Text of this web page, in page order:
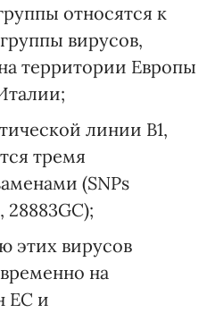
относятся к
вирусов,
территории Европы
линии В1,
тремя
(SNPs
28883GC);
этих вирусов
на
ЕС и